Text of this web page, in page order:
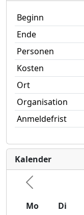
Beginn
Ende
Personen
Kosten
Ort
Organisation
Anmeldefrist
Kalender
Mo
Di
Vorherige